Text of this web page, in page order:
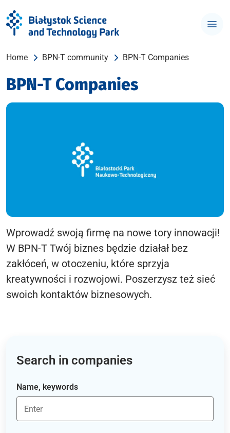
Home BPN-T community BPN-T Companies
BPN-T Companies
Wprowadź swoją firmę na nowe tory innowacji!
W BPN-T Twój biznes będzie działał bez
zakłóceń, w otoczeniu, które sprzyja
kreatywności i rozwojowi. Poszerzysz też sieć
swoich kontaktów biznesowych.
Search in companies
Name, keywords